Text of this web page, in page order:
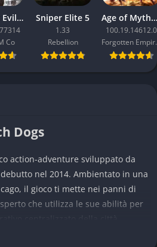
Resident Evil Requiem
Co
Sniper Elite 5
1.33
Rebellion
Age of Mythology: Retold
100.19.14612.0
Dogs
action-adventure sviluppato da
nel 2014. Ambientato in una
il gioco ti mette nei panni di
che utilizza le sue abilità per
digitale connette tutti i